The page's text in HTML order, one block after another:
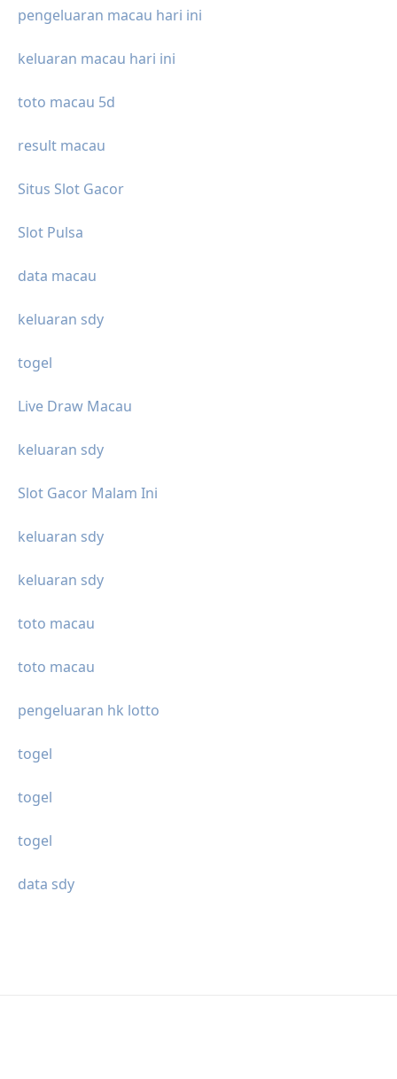
pengeluaran macau hari ini
keluaran macau hari ini
toto macau 5d
result macau
Situs Slot Gacor
Slot Pulsa
data macau
keluaran sdy
togel
Live Draw Macau
keluaran sdy
Slot Gacor Malam Ini
keluaran sdy
keluaran sdy
toto macau
toto macau
pengeluaran hk lotto
togel
togel
togel
data sdy